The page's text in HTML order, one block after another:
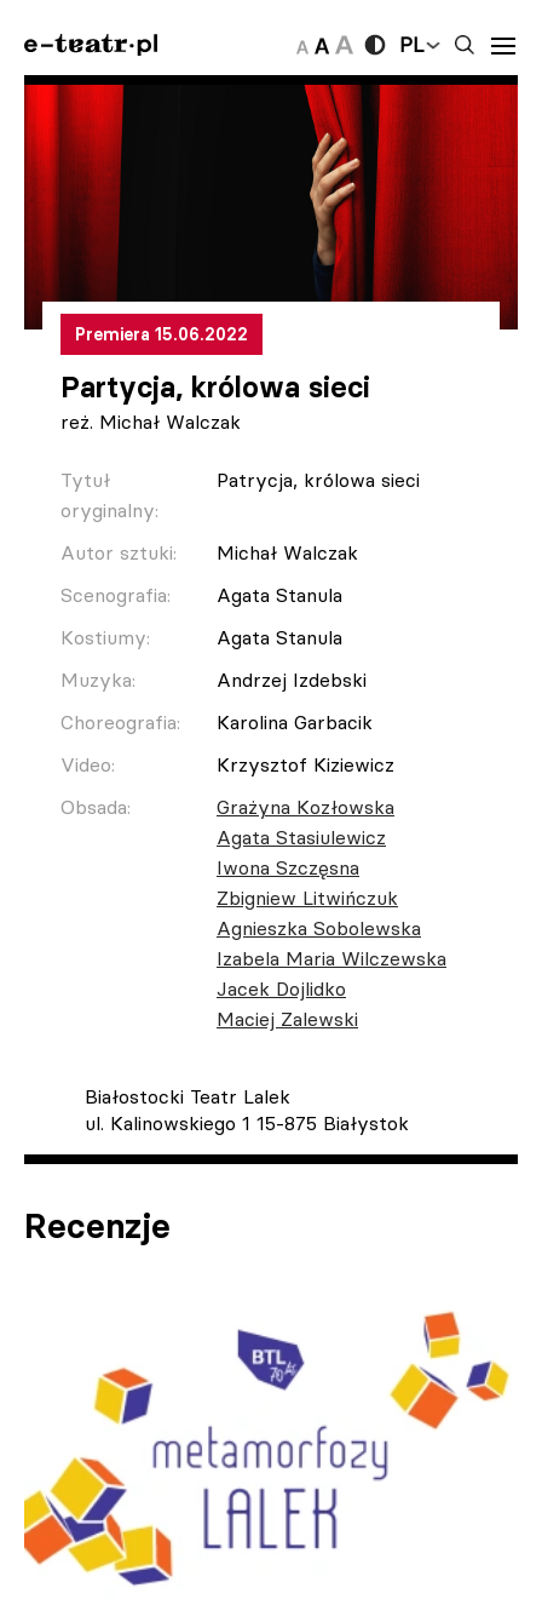
PL
Premiera 15.06.2022
Partycja, królowa sieci
reż. Michał Walczak
Tytuł
oryginalny:
Patrycja, królowa sieci
Autor sztuki:
Michał Walczak
Scenografia:
Agata Stanula
Kostiumy:
Agata Stanula
Muzyka:
Andrzej Izdebski
Choreografia:
Karolina Garbacik
Video:
Krzysztof Kiziewicz
Obsada:
Grażyna Kozłowska
Agata Stasiulewicz
Iwona Szczęsna
Zbigniew Litwińczuk
Agnieszka Sobolewska
Izabela Maria Wilczewska
Jacek Dojlidko
Maciej Zalewski
Białostocki Teatr Lalek
ul. Kalinowskiego 1 15-875 Białystok
Recenzje